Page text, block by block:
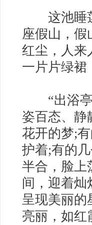
这池睡莲
座假山，假
红尘，人来
一片片绿裙
“出浴亭
姿百态、静
花开的梦;
护着;有的
半合，脸上
间，迎着灿
呈现美丽的
亮丽，如红